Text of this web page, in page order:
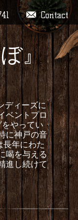
Contact
』
ディーズに
ベントプロ
やってい
に神戸の音
年にわた
喝を与える
進し続けて